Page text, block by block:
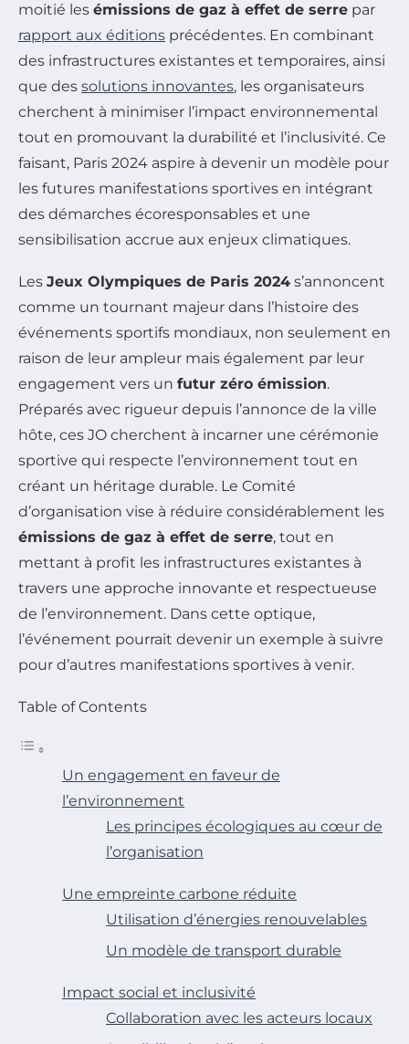
moitié les émissions de gaz à effet de serre par
rapport aux éditions précédentes. En combinant
des infrastructures existantes et temporaires, ainsi
que des solutions innovantes, les organisateurs
cherchent à minimiser l’impact environnemental
tout en promouvant la durabilité et l’inclusivité. Ce
faisant, Paris 2024 aspire à devenir un modèle pour
les futures manifestations sportives en intégrant
des démarches écoresponsables et une
sensibilisation accrue aux enjeux climatiques.
Les Jeux Olympiques de Paris 2024 s’annoncent
comme un tournant majeur dans l’histoire des
événements sportifs mondiaux, non seulement en
raison de leur ampleur mais également par leur
engagement vers un futur zéro émission.
Préparés avec rigueur depuis l’annonce de la ville
hôte, ces JO cherchent à incarner une cérémonie
sportive qui respecte l’environnement tout en
créant un héritage durable. Le Comité
d’organisation vise à réduire considérablement les
émissions de gaz à effet de serre, tout en
mettant à profit les infrastructures existantes à
travers une approche innovante et respectueuse
de l’environnement. Dans cette optique,
l’événement pourrait devenir un exemple à suivre
pour d’autres manifestations sportives à venir.
Table of Contents
Un engagement en faveur de
l’environnement
Les principes écologiques au cœur de
l’organisation
Une empreinte carbone réduite
Utilisation d’énergies renouvelables
Un modèle de transport durable
Impact social et inclusivité
Collaboration avec les acteurs locaux